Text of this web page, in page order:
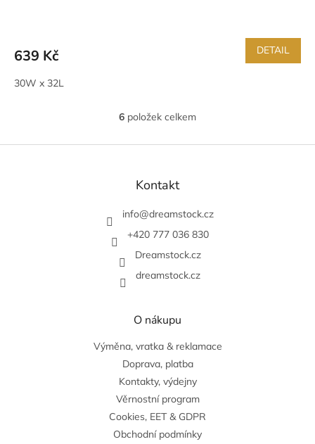
639 Kč DETAIL
30W x 32L
O
l
a
í
p
r
v
y
p
s
u
6 položek celkem
Z
Kontakt
info@dreamstock.cz
+420 777 036 830
Dreamstock.cz
dreamstock.cz
O nákupu
Výměna, vratka & reklamace
Doprava, platba
Kontakty, výdejny
Věrnostní program
Cookies, EET & GDPR
Obchodní podmínky